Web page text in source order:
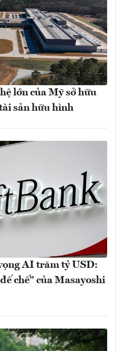
lớn của Mỹ sở hữu
sản hữu hình
AI trăm tỷ USD:
chế" của Masayoshi